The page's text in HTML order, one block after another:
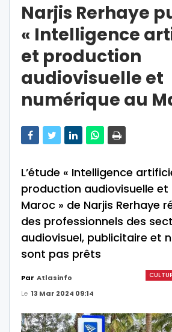
Narjis Rerhaye
« Intelligence
et production
audiovisuelle et
numérique au
L’étude « Intelligence
production audiovisuelle et
Maroc » de Narjis Rerhaye
des professionnels des
audiovisuel, publicitaire et
sont pas prêts
Par Atlasinfo
Le 13 Mar 2024 09:14